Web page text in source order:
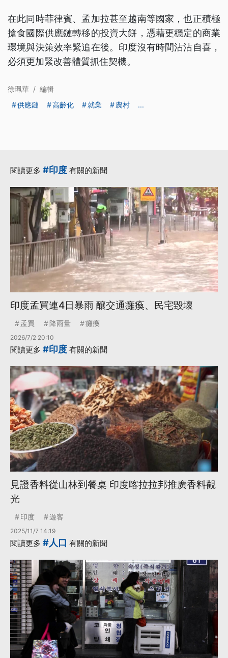
在此同時菲律賓、孟加拉甚至越南等國家，也正積極
搶食國際供應鏈轉移的投資大餅，憑藉更穩定的商業
環境與決策效率緊追在後。印度沒有時間沾沾自喜，
必須更加緊改善體質抓住契機。
徐珮華 / 編輯
供應鏈
高齡化 就業 農村 ...
閱讀更多 #印度 有關的新聞
印度孟買連4日暴雨 釀交通癱瘓、民宅毀壞
孟買 降雨量 癱瘓
2026/7/2 20:10
閱讀更多 #印度 有關的新聞
見證香料從山林到餐桌 印度喀拉拉邦推廣香料觀
光
印度 遊客
2025/11/7 14:19
閱讀更多 #人口 有關的新聞